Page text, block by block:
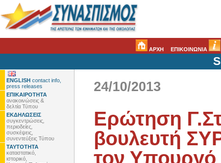
ΑΡΧΗ ΕΠΙΚΟΙΝΩΝΙΑ
ENGLISH contact info,
press releases
ΕΠΙΚΑΙΡΟΤΗΤΑ
ανακοινώσεις &
δελτία Τύπου
ΕΚΔΗΛΩΣΕΙΣ
συγκεντρώσεις,
περιοδείες,
συσκέψεις,
συνεντεύξεις Τύπου
ΤΑΥΤΟΤΗΤΑ
καταστατικό,
ιστορικό,
24/10/2013
Ερώτηση
βουλευτή
τον Υπουργό